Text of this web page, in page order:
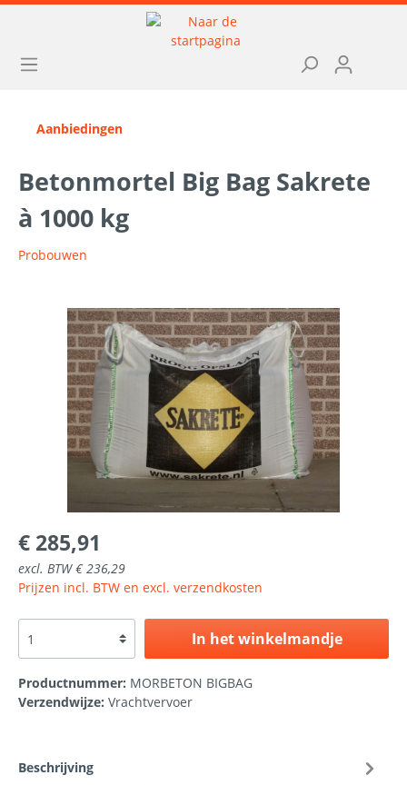
Aanbiedingen
Betonmortel Big Bag Sakrete
à 1000 kg
Probouwen
€ 285,91
excl. BTW € 236,29
Prijzen incl. BTW en excl. verzendkosten
In het winkelmandje
Productnummer: MORBETON BIGBAG
Verzendwijze: Vrachtvervoer
Beschrijving